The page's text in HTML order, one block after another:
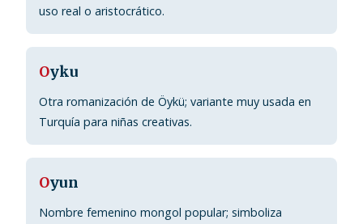
uso real o aristocrático.
Oyku
Otra romanización de Öykü; variante muy usada en
Turquía para niñas creativas.
Oyun
Nombre femenino mongol popular; simboliza